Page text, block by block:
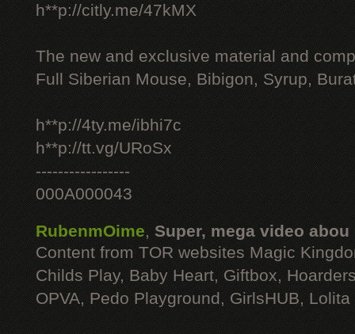
h**p://citly.me/47kMX
The new and exclusive material and
Full Siberian Mouse, Bibigon, Syrup,
h**p://4ty.me/ibhi7c
h**p://tt.vg/URoSx
-----------------
000A000043
RubenmOime, Super, mega video abou
Content from TOR websites Magic
Childs Play, Baby Heart, Giftbox,
OPVA, Pedo Playground, GirlsHUB, Lolita